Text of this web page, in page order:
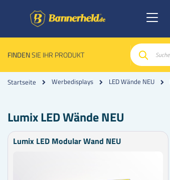
FINDENSIE IHR PRODUKT
Suche
Startseite Werbedisplays LED Wände NEU
Lumix LED Wände NEU
Lumix LED Modular Wand NEU